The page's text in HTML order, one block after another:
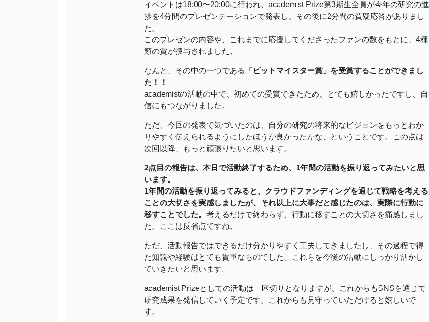
イベントは18:00〜20:00に行われ、academist Prize第3期生全員が今年の研究の進
捗を4分間のプレゼンテーションで発表し、その後に2分間の質疑応答がありまし
た。
このプレゼンの内容や、これまでに応援してくださったファンの数をもとに、4種
類の賞が授与されました。
なんと、その中の一つである
「ビットマイスター賞」を受賞することができまし
た！！
academistの活動の中で、初めての受賞できたため、とても嬉しかったですし、自
信にもつながりました。
ただ、今回の発表で気づいたのは、自分の研究の将来的なビジョンをもっとわか
りやすく伝えられるようにしたほうが良かったかな、ということです。この点は
次回以降、もっと頑張りたいと思います。
2点目の報告は、本日で活動終了するため、1年間の活動を振り返ってみたいと思
います。
1年間の活動を振り返ってみると、クラウドファンディングを通じて戦略を考える
ことの大切さを実感しましたが、それ以上に大事だと感じたのは、実際に行動に
移すことでした。考えるだけで終わらず、行動に移すことの大切さを痛感しまし
た。ここは反省点ですね。
ただ、活動報告ではできるだけ分かりやすく工夫してきましたし、その過程で得
た知識や経験はとても貴重なものでした。これらを今後の活動にしっかり活かし
ていきたいと思います。
academist Prizeとしての活動は一区切りとなりますが、これからもSNSを通じて
研究成果を発信していく予定です。これからも見守っていただけると嬉しいで
す。